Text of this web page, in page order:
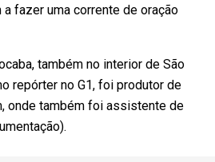
fazer uma corrente de oração
também no interior de São
repórter no G1, foi produtor de
onde também foi assistente de